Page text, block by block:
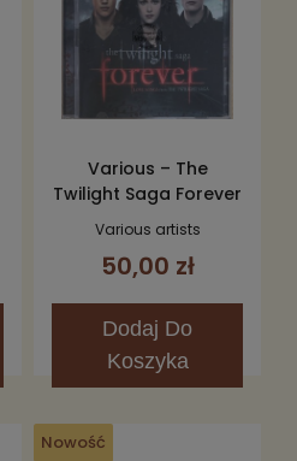
Various – The
Twilight Saga Forever
(Love Songs From
2CD
Various artists
50,00 zł
Dodaj Do
Koszyka
Nowość